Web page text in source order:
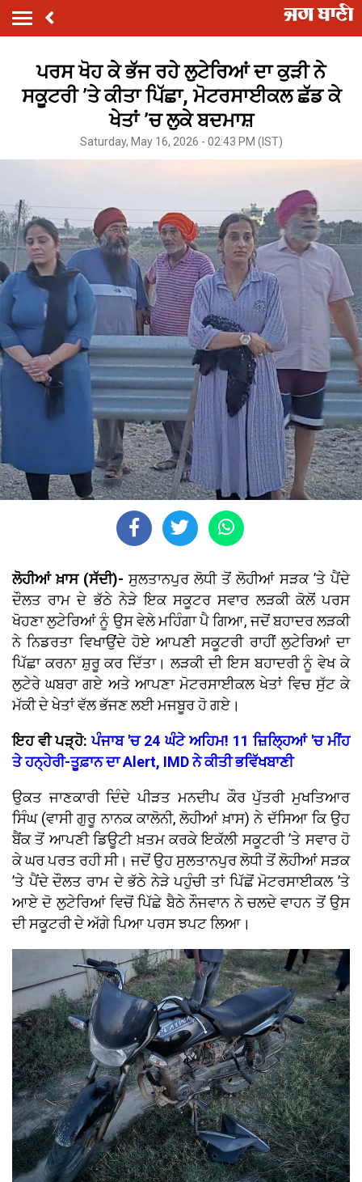
ਪਰਸ ਖੋਹ ਕੇ ਭੱਜ ਰਹੇ ਲੁਟੇਰਿਆਂ ਦਾ ਕੁੜੀ ਨੇ
ਸਕੂਟਰੀ ’ਤੇ ਕੀਤਾ ਪਿੱਛਾ, ਮੋਟਰਸਾਈਕਲ ਛੱਡ ਕੇ
ਖੇਤਾਂ ’ਚ ਲੁਕੇ ਬਦਮਾਸ਼
Saturday, May 16, 2026 - 02:43 PM (IST)
ਲੋਹੀਆਂ ਖ਼ਾਸ (ਸੱਦੀ)- ਸੁਲਤਾਨਪੁਰ ਲੋਧੀ ਤੋਂ ਲੋਹੀਆਂ ਸੜਕ ’ਤੇ ਪੈਂਦੇ
ਦੌਲਤ ਰਾਮ ਦੇ ਭੱਠੇ ਨੇੜੇ ਇਕ ਸਕੂਟਰ ਸਵਾਰ ਲੜਕੀ ਕੋਲੋਂ ਪਰਸ
ਖੋਹਣਾ ਲੁਟੇਰਿਆਂ ਨੂੰ ਉਸ ਵੇਲੇ ਮਹਿੰਗਾ ਪੈ ਗਿਆ, ਜਦੋਂ ਬਹਾਦਰ ਲੜਕੀ
ਨੇ ਨਿਡਰਤਾ ਵਿਖਾਉਂਦੇ ਹੋਏ ਆਪਣੀ ਸਕੂਟਰੀ ਰਾਹੀਂ ਲੁਟੇਰਿਆਂ ਦਾ
ਪਿੱਛਾ ਕਰਨਾ ਸ਼ੁਰੂ ਕਰ ਦਿੱਤਾ। ਲੜਕੀ ਦੀ ਇਸ ਬਹਾਦਰੀ ਨੂੰ ਵੇਖ ਕੇ
ਲੁਟੇਰੇ ਘਬਰਾ ਗਏ ਅਤੇ ਆਪਣਾ ਮੋਟਰਸਾਈਕਲ ਖੇਤਾਂ ਵਿਚ ਸੁੱਟ ਕੇ
ਮੱਕੀ ਦੇ ਖੇਤਾਂ ਵੱਲ ਭੱਜਣ ਲਈ ਮਜਬੂਰ ਹੋ ਗਏ।
ਇਹ ਵੀ ਪੜ੍ਹੋ:ਪੰਜਾਬ 'ਚ 24 ਘੰਟੇ ਅਹਿਮ! 11 ਜ਼ਿਲ੍ਹਿਆਂ 'ਚ ਮੀਂਹ
ਤੇ ਹਨ੍ਹੇਰੀ-ਤੂਫ਼ਾਨ ਦਾ Alert, IMD ਨੇ ਕੀਤੀ ਭਵਿੱਖਬਾਣੀ
ਉਕਤ ਜਾਣਕਾਰੀ ਦਿੰਦੇ ਪੀੜਤ ਮਨਦੀਪ ਕੌਰ ਪੁੱਤਰੀ ਮੁਖਤਿਆਰ
ਸਿੰਘ (ਵਾਸੀ ਗੁਰੂ ਨਾਨਕ ਕਾਲੋਨੀ, ਲੋਹੀਆਂ ਖ਼ਾਸ) ਨੇ ਦੱਸਿਆ ਕਿ ਉਹ
ਬੈਂਕ ਤੋਂ ਆਪਣੀ ਡਿਊਟੀ ਖ਼ਤਮ ਕਰਕੇ ਇਕੱਲੀ ਸਕੂਟਰੀ ’ਤੇ ਸਵਾਰ ਹੋ
ਕੇ ਘਰ ਪਰਤ ਰਹੀ ਸੀ। ਜਦੋਂ ਉਹ ਸੁਲਤਾਨਪੁਰ ਲੋਧੀ ਤੋਂ ਲੋਹੀਆਂ ਸੜਕ
’ਤੇ ਪੈਂਦੇ ਦੌਲਤ ਰਾਮ ਦੇ ਭੱਠੇ ਨੇੜੇ ਪਹੁੰਚੀ ਤਾਂ ਪਿੱਛੋਂ ਮੋਟਰਸਾਈਕਲ ’ਤੇ
ਆਏ ਦੋ ਲੁਟੇਰਿਆਂ ਵਿਚੋਂ ਪਿੱਛੇ ਬੈਠੇ ਨੌਜਵਾਨ ਨੇ ਚਲਦੇ ਵਾਹਨ ਤੋਂ ਉਸ
ਦੀ ਸਕੂਟਰੀ ਦੇ ਅੱਗੇ ਪਿਆ ਪਰਸ ਝਪਟ ਲਿਆ।